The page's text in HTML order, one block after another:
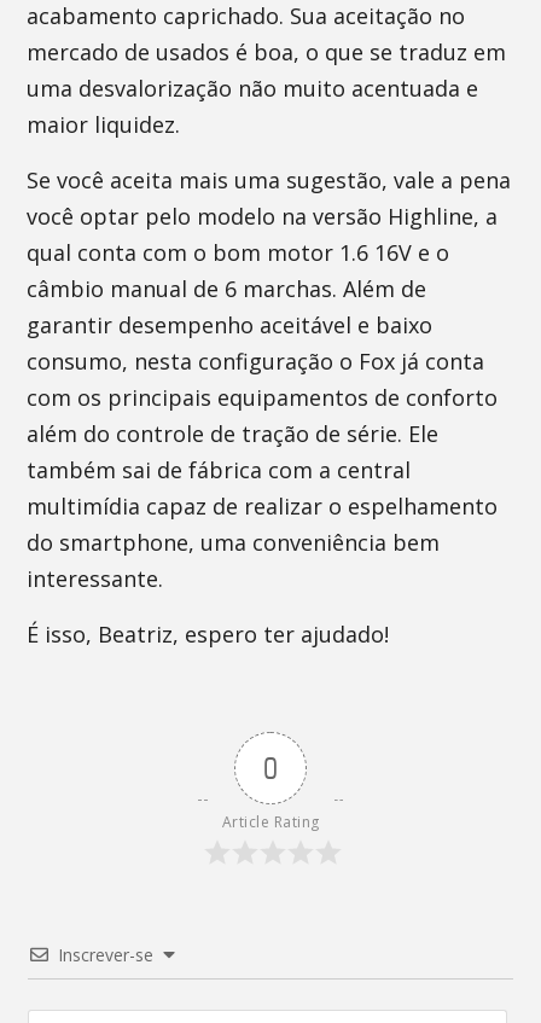
acabamento caprichado. Sua aceitação no
mercado de usados é boa, o que se traduz em
uma desvalorização não muito acentuada e
maior liquidez.
Se você aceita mais uma sugestão, vale a pena
você optar pelo modelo na versão Highline, a
qual conta com o bom motor 1.6 16V e o
câmbio manual de 6 marchas. Além de
garantir desempenho aceitável e baixo
consumo, nesta configuração o Fox já conta
com os principais equipamentos de conforto
além do controle de tração de série. Ele
também sai de fábrica com a central
multimídia capaz de realizar o espelhamento
do smartphone, uma conveniência bem
interessante.
É isso, Beatriz, espero ter ajudado!
0
Article Rating
Inscrever-se